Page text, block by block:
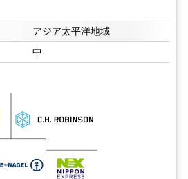
アジア太平洋地域
中
再利用にはCC BY 4.0の表示が必要です。